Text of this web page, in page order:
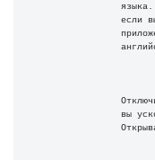
если
вы